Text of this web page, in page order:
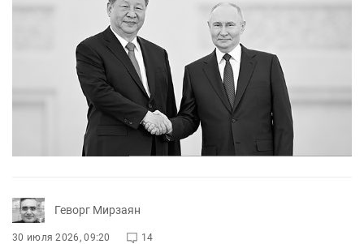
Геворг Мирзаян
30 июля 2026, 09:20 14